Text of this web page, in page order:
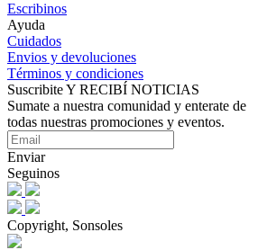
Escribinos
Ayuda
Cuidados
Envios y devoluciones
Términos y condiciones
Suscribite Y RECIBÍ NOTICIAS
Sumate a nuestra comunidad y enterate de
todas nuestras promociones y eventos.
Enviar
Seguinos
Copyright, Sonsoles